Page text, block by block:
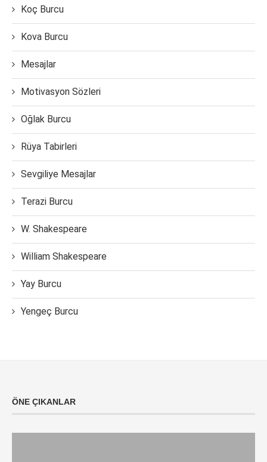
Koç Burcu
Kova Burcu
Mesajlar
Motivasyon Sözleri
Oğlak Burcu
Rüya Tabirleri
Sevgiliye Mesajlar
Terazi Burcu
W. Shakespeare
William Shakespeare
Yay Burcu
Yengeç Burcu
ÖNE ÇIKANLAR